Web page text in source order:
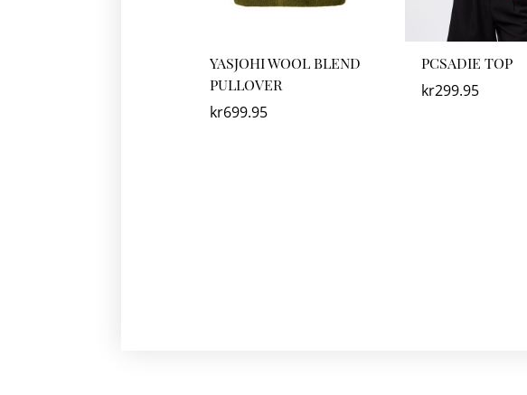
YASJOHI WOOL BLEND
PULLOVER
kr699.95
PCSADIE TOP
kr299.95